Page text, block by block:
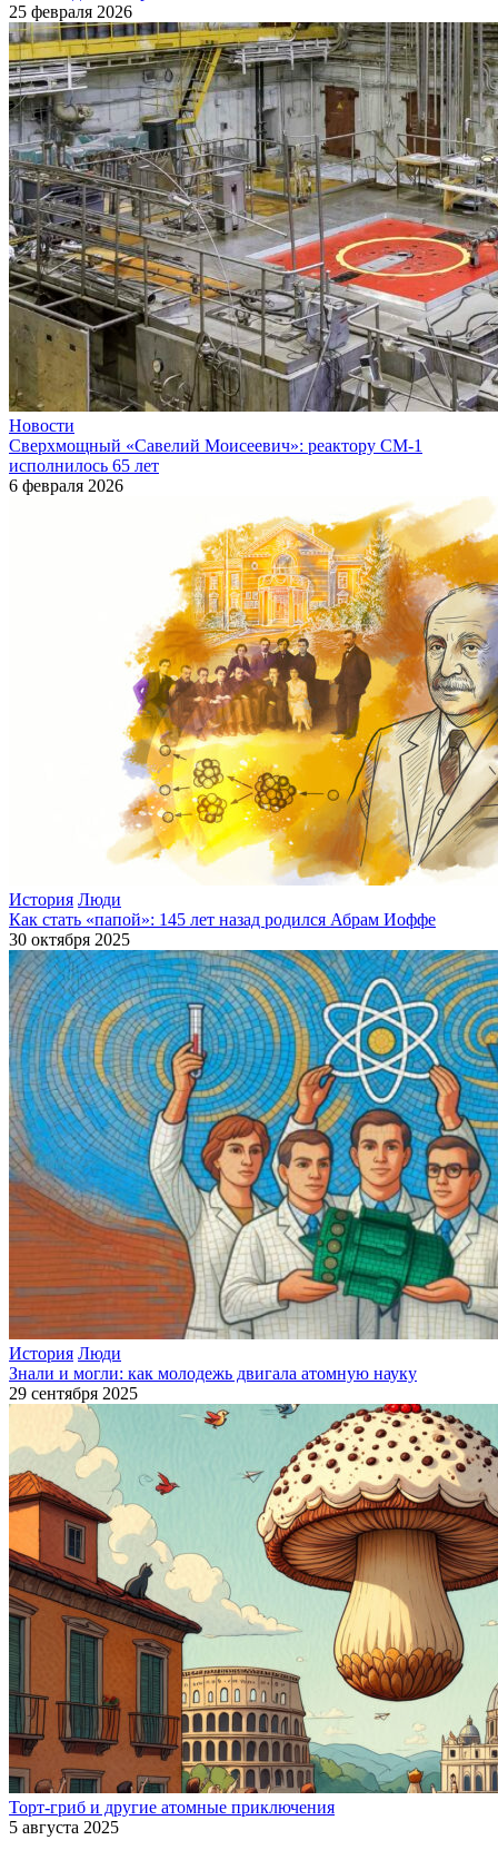
25 февраля 2026
Новости
Сверхмощный «Савелий Моисеевич»: реактору СМ-1
исполнилось 65 лет
6 февраля 2026
История Люди
Как стать «папой»: 145 лет назад родился Абрам Иоффе
30 октября 2025
История Люди
Знали и могли: как молодежь двигала атомную науку
29 сентября 2025
Торт-гриб и другие атомные приключения
5 августа 2025